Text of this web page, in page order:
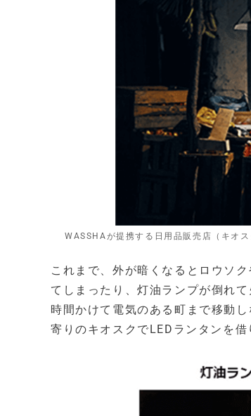
WASSHAが提携する日用品販売店（キオ
これまで、外が暗くなるとロウソ
てしまったり、灯油ランプが倒れ
時間かけて電気のある町まで移動
寄りのキオスクでLEDランタンを